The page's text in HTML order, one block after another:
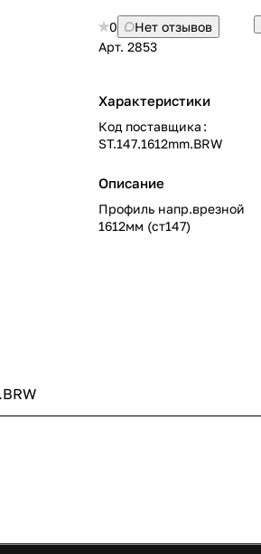
0
Нет отзывов
Арт. 2853
Характеристики
Код поставщика :
ST.147.1612mm.BRW
Описание
Профиль напр.врезной
1612мм (ст147)